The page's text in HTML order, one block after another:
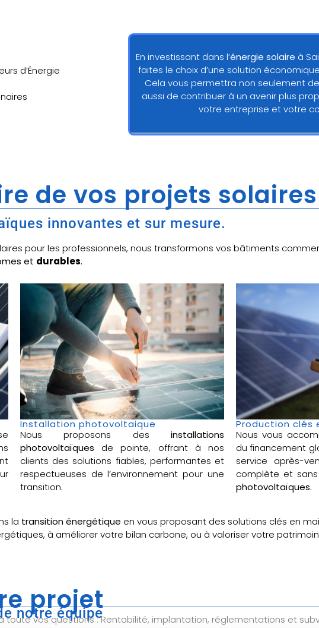
d’Énergie
En investissant dans l’énergie solaire à
faites le choix d’une solution
Cela vous permettra non seulement
aussi de contribuer à un avenir plus
votre entreprise et votre
de vos projets solaires
innovantes et sur mesure.
pour les professionnels, nous transformons vos bâtiments
et durables.
Installation photovoltaique
Nous proposons des installations
photovoltaïques de pointe, offrant à nos
clients des solutions fiables, performantes et
respectueuses de l’environnement pour une
transition.
Production clés
Nous vous
du financement
service après-
complète et
photovoltaïques.
la transition énergétique en vous proposant des solutions clés en
à améliorer votre bilan carbone, ou à valoriser votre
projet
notre équipe
vos questions : Rentabilité, implantation, réglementations et